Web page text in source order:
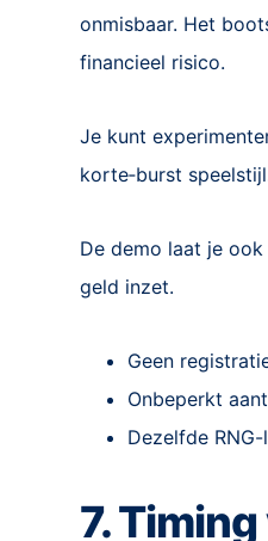
onmisbaar. Het
financieel risico.
Je kunt
korte‑burst
De demo laat je
geld inzet.
Geen
Onbeperkt
Dezelfde
7.